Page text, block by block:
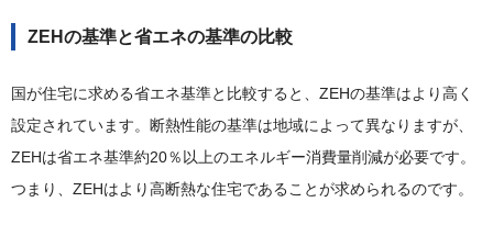
ZEHの基準と省エネの基準の比較
国が住宅に求める省エネ基準と比較すると、ZEHの基準はより高く
設定されています。断熱性能の基準は地域によって異なりますが、
ZEHは省エネ基準約20％以上のエネルギー消費量削減が必要です。
つまり、ZEHはより高断熱な住宅であることが求められるのです。